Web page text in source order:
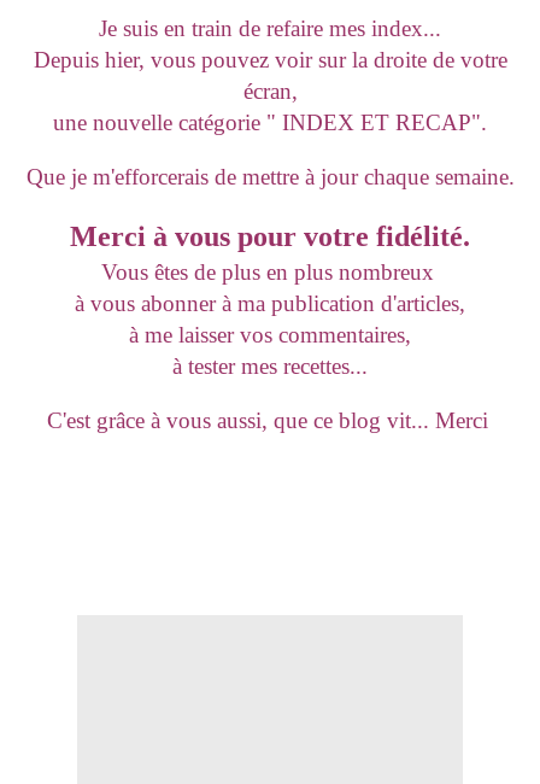
Je suis en train de refaire mes index...
Depuis hier, vous pouvez voir sur la droite de votre
écran,
une nouvelle catégorie " INDEX ET RECAP".
Que je m'efforcerais de mettre à jour chaque semaine.
Merci à vous pour votre fidélité.
Vous êtes de plus en plus nombreux
à vous abonner à ma publication d'articles,
à me laisser vos commentaires,
à tester mes recettes...
C'est grâce à vous aussi, que ce blog vit... Merci